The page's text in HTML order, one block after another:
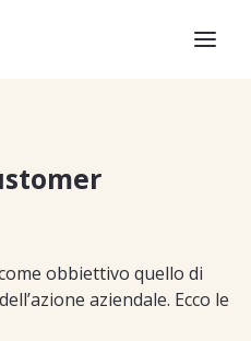
obbiettivo quello di
aziendale. Ecco le